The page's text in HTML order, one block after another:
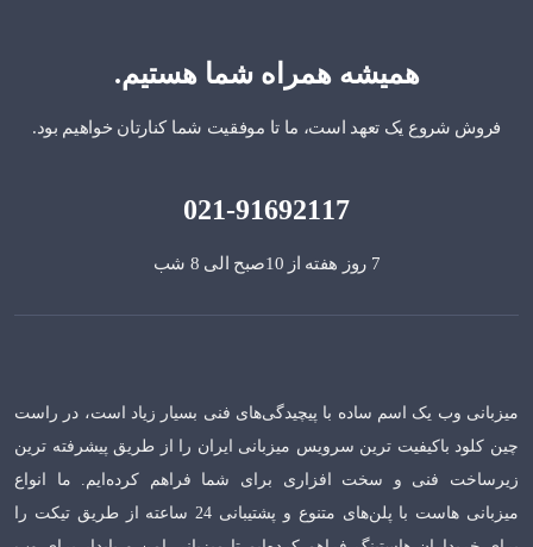
همیشه همراه شما هستیم.
فروش شروع یک تعهد است، ما تا موفقیت شما کنارتان خواهیم بود.
021-91692117
7 روز هفته از 10صبح الی 8 شب
میزبانی وب یک اسم ساده با پیچیدگی‌های فنی بسیار زیاد است، در راست
چین کلود باکیفیت ترین سرویس میزبانی ایران را از طریق پیشرفته ترین
زیرساخت فنی و سخت افزاری برای شما فراهم کرده‌ایم. ما انواع
میزبانی هاست با پلن‌های متنوع و پشتیبانی 24 ساعته از طریق تیکت را